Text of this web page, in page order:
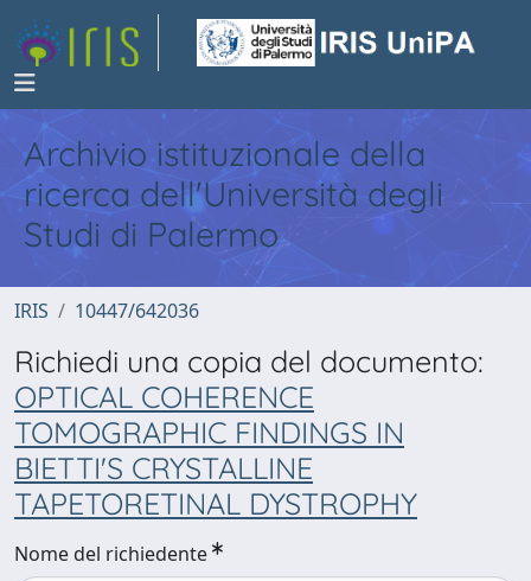
Archivio istituzionale della
ricerca dell'Università degli
Studi di Palermo
IRIS 10447/642036
Richiedi una copia del documento:
OPTICAL COHERENCE
TOMOGRAPHIC FINDINGS IN
BIETTI'S CRYSTALLINE
TAPETORETINAL DYSTROPHY
Nome del richiedente